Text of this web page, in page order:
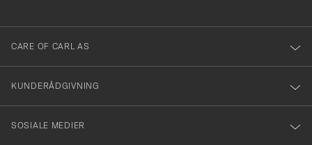
dig
till
vårt
nyhetsbrev!
CARE OF CARL AS
KUNDERÅDGIVNING
SOSIALE MEDIER